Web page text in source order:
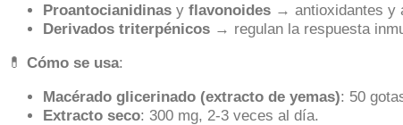
Proantocianidinas y flavonoides → antioxidantes y
Derivados triterpénicos → regulan la respuesta
💊 Cómo se usa:
Macérado glicerinado (extracto de yemas): 50
Extracto seco: 300 mg, 2-3 veces al día.